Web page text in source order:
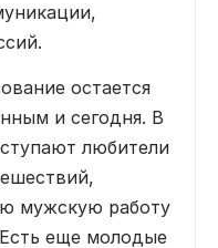
остается
и сегодня. В
любители
мужскую работу
еще молодые